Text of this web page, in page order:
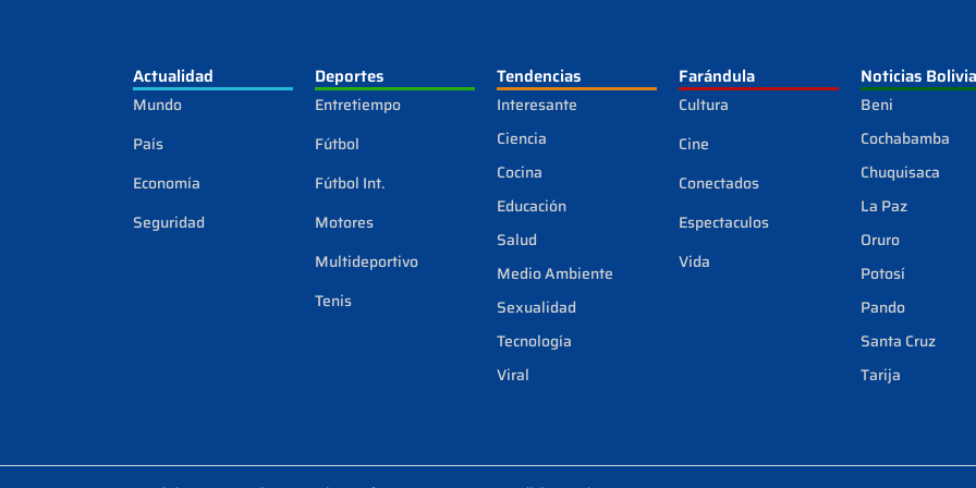
Actualidad
Mundo
País
Economía
Seguridad
Deportes
Entretiempo
Fútbol
Fútbol Int.
Motores
Multideportivo
Tenis
Tendencias
Interesante
Ciencia
Cocina
Educación
Salud
Medio Ambiente
Sexualidad
Tecnología
Viral
Farándula
Cultura
Cine
Conectados
Espectaculos
Vida
Noticias Bolivia
Beni
Cochabamba
Chuquisaca
La Paz
Oruro
Potosí
Pando
Santa Cruz
Tarija